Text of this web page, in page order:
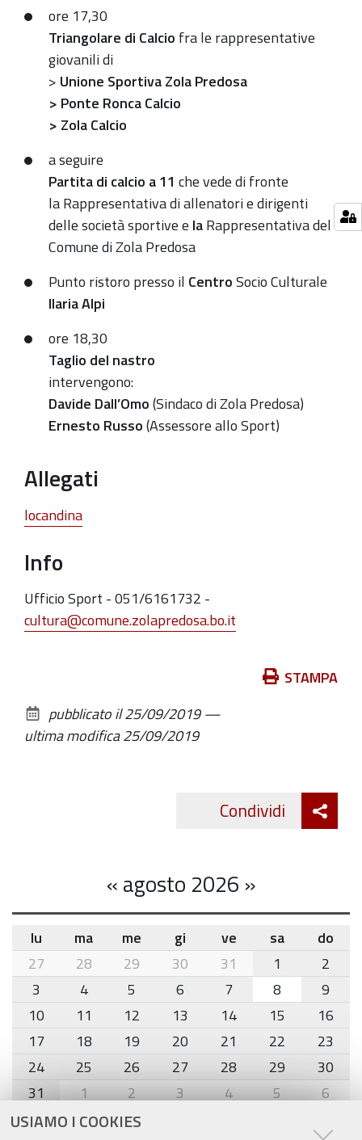
USIAMO I COOKIES
10-
02T20:30:00+02:00
ore 17,30
Triangolare di Calcio fra le rappresentative
giovanili di
> Unione SportivaZola Predosa
> Ponte Ronca Calcio
> Zola Calcio
a seguire
Partita di calcio a 11 che vede di fronte
la Rappresentativa di allenatori e dirigenti
delle società sportive e laRappresentativa del
Comune di Zola Predosa
Punto ristoro presso il CentroSocio Culturale
Ilaria Alpi
ore 18,30
Taglio del nastro
intervengono:
Davide Dall’Omo(Sindaco di Zola Predosa)
Ernesto Russo(Assessore allo Sport)
Allegati
locandina
Info
Ufficio Sport - 051/6161732 -
cultura@comune.zolapredosa.bo.it
documento
STAMPA
pubblicato il25/09/2019—
ultima modifica25/09/2019
Condividi
«agosto 2026 »
month-
8
lu ma me gi ve sa
do
27
28 29 30 31 1
2
3
4 5 6 7 8
9
10
11 12 13 14 15
16
17
18 19 20 21 22
23
24
25 26 27 28 29
30
31
1 2 3 4 5 6